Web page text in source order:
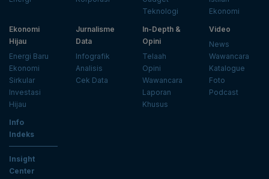
Teknologi
Ekonomi
Ekonomi
Hijau
Energi Baru
Ekonomi
Sirkular
Investasi
Hijau
Jurnalisme
Data
Infografik
Analisis
Cek Data
In-Depth &
Opini
Telaah
Opini
Wawancara
Laporan
Khusus
Video
News
Wawancara
Katalogue
Foto
Podcast
Info
Indeks
Insight
Center